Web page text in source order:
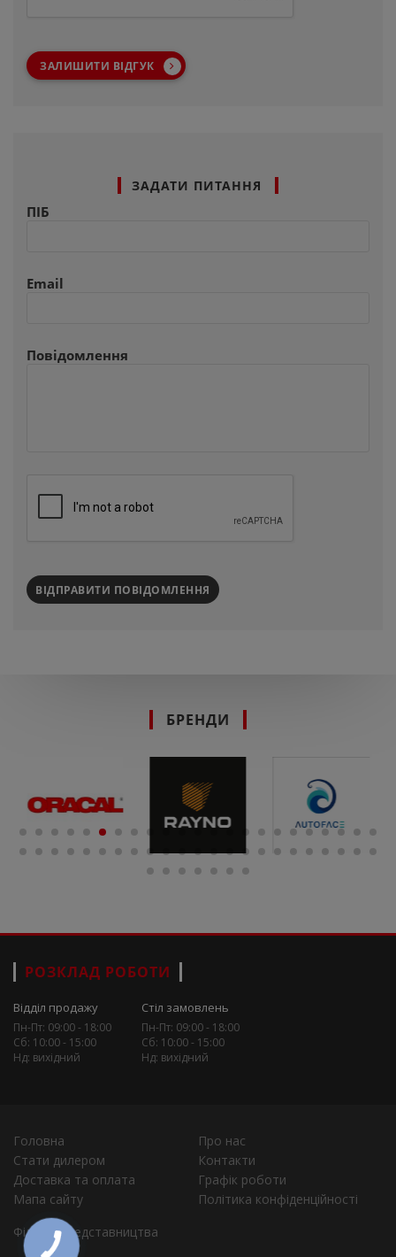
ЗАЛИШИТИ ВІДГУК
ЗАДАТИ ПИТАННЯ
ПІБ
Email
Повідомлення
ВІДПРАВИТИ ПОВІДОМЛЕННЯ
БРЕНДИ
РОЗКЛАД РОБОТИ
Відділ продажу
Пн-Пт: 09:00 - 18:00
Сб: 10:00 - 15:00
Нд: вихідний
Стіл замовлень
Пн-Пт: 09:00 - 18:00
Сб: 10:00 - 15:00
Нд: вихідний
Головна
Про нас
Стати дилером
Контакти
Доставка та оплата
Графік роботи
Мапа сайту
Політика конфіденційності
Філії та представництва